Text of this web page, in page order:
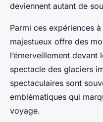
deviennent autant de
Parmi ces expériences
majestueux offre des
l’émerveillement devant
spectacle des glaciers
spectaculaires sont
emblématiques qui
voyage.